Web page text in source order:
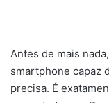
Antes de mais
smartphone capaz
precisa. É